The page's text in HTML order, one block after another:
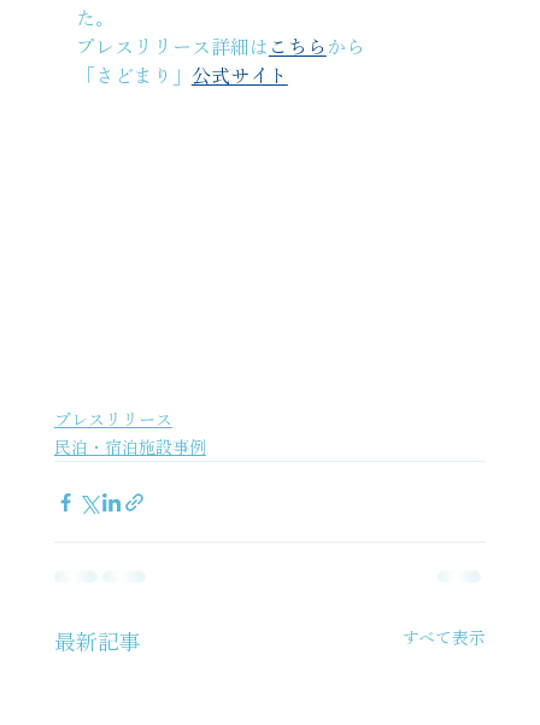
た。
プレスリリース詳細は こちら から
「さどまり」 公式サイト
プレスリリース
民泊・宿泊施設事例
最新記事 すべて表示